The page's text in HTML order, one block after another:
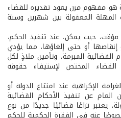
هو مفهوم مرن يعود تقديره للقضاء
المهلة المعقولة بين شهرين وستة
مؤقت، حيث يمكن، عند تنفيذ الحكم،
أو حتى إلغاؤها، مما يؤدي
القضائية المبرمة، وتأمين ملاذٍ لكل
المختص لإستيفاء حقوقه
الإكراهية عند امتناع الدولة أو
عن تنفيذ الأحكام القضائية
يعتبر نزاعًا قضائيًا جديدًا من نوع
عنه في الفقرة الحكمية للحكم